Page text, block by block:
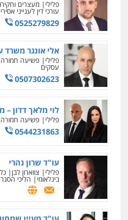
פלילי מעצרים
עורכי דין לענייני
0525279829
אלי אונגר משרד
פלילי פשיעה חמורה
עסקים
0507302623
לוי מלאך דדון –
פלילי פשיעה חמורה
0544231863
עו"ד שרון נהרי
פלילי צווארון לבן
בינלאומי הליכי